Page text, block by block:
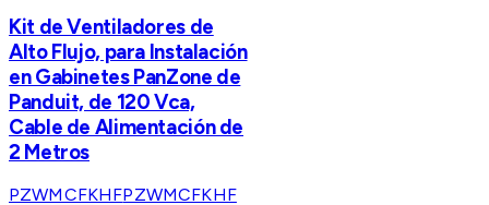
Kit de Ventiladores de
Alto Flujo, para Instalación
en Gabinetes PanZone de
Panduit, de 120 Vca,
Cable de Alimentación de
2 Metros
PZWMCFKHFPZWMCFKHF